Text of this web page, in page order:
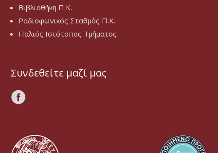
Βιβλιοθήκη Π.Κ.
Ραδιοφωνικός Σταθμός Π.Κ.
Παλιός Ιστότοπος Τμήματος
Συνδεθείτε μαζί μας